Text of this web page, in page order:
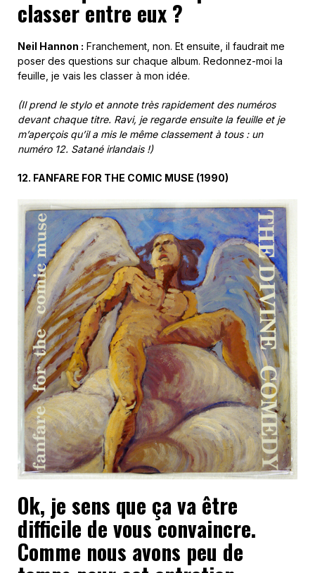
classer entre eux ?
Neil Hannon : Franchement, non. Et ensuite, il faudrait me
poser des questions sur chaque album. Redonnez-moi la
feuille, je vais les classer à mon idée.
(Il prend le stylo et annote très rapidement des numéros
devant chaque titre. Ravi, je regarde ensuite la feuille et je
m’aperçois qu’il a mis le même classement à tous : un
numéro 12. Satané irlandais !)
12. FANFARE FOR THE COMIC MUSE (1990)
Ok, je sens que ça va être
difficile de vous convaincre.
Comme nous avons peu de